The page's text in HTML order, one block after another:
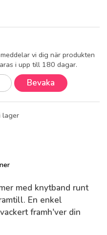
vi dig när produkten
i upp till 180 dagar.
Bevaka
lager
med knytband runt
En enkel
framh'ver din